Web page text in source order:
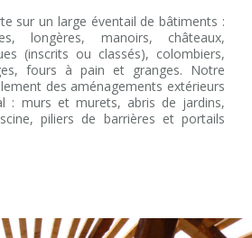
sur un large éventail de bâtiments :
longères, manoirs, châteaux,
(inscrits ou classés), colombiers,
fours à pain et granges. Notre
des aménagements extérieurs
: murs et murets, abris de jardins,
piliers de barrières et portails